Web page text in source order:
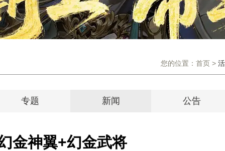
您的位置： 首页 >
专题 新闻 公告
金神翼+幻金武将